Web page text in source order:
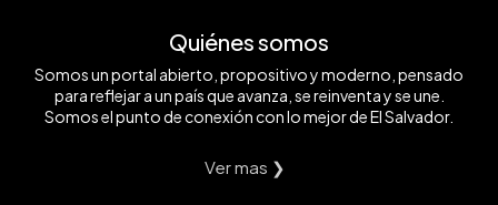
Quiénes somos
Somos un portal abierto, propositivo y moderno, pensado
para reflejar a un país que avanza, se reinventa y se une.
Somos el punto de conexión con lo mejor de El Salvador.
Ver mas ❯